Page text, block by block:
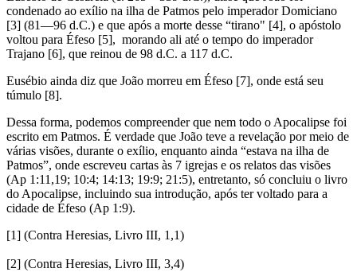
condenado ao exílio na ilha de Patmos pelo imperador Domiciano
[3] (81—96 d.C.) e que após a morte desse “tirano" [4], o apóstolo
voltou para Éfeso [5], morando ali até o tempo do imperador
Trajano [6], que reinou de 98 d.C. a 117 d.C.
Eusébio ainda diz que João morreu em Éfeso [7], onde está seu
túmulo [8].
Dessa forma, podemos compreender que nem todo o Apocalipse foi
escrito em Patmos. É verdade que João teve a revelação por meio de
várias visões, durante o exílio, enquanto ainda “estava na ilha de
Patmos”, onde escreveu cartas às 7 igrejas e os relatos das visões
(Ap 1:11,19; 10:4; 14:13; 19:9; 21:5), entretanto, só concluiu o livro
do Apocalipse, incluindo sua introdução, após ter voltado para a
cidade de Éfeso (Ap 1:9).
[1] (Contra Heresias, Livro III, 1,1)
[2] (Contra Heresias, Livro III, 3,4)